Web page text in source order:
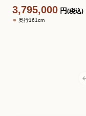
3,795,000円(税込)
奥行161cm